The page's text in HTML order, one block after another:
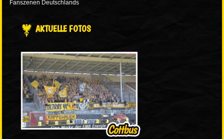
Fanszenen Deutschlands
AKTUELLE FOTOS